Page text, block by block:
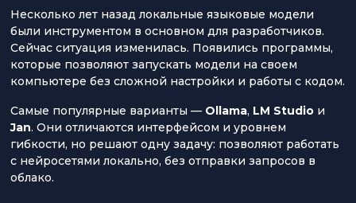
Несколько лет назад локальные языковые модели
были инструментом в основном для разработчиков.
Сейчас ситуация изменилась. Появились программы,
которые позволяют запускать модели на своем
компьютере без сложной настройки и работы с кодом.
Самые популярные варианты — Ollama, LM Studio и
Jan. Они отличаются интерфейсом и уровнем
гибкости, но решают одну задачу: позволяют работать
с нейросетями локально, без отправки запросов в
облако.